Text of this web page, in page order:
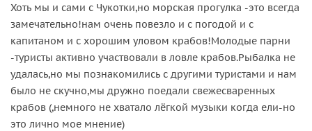
Хоть мы и сами с Чукотки,но морская прогулка -это всегда
замечательно!нам очень повезло и с погодой и с
капитаном и с хорошим уловом крабов!Молодые парни
-туристы активно участвовали в ловле крабов.Рыбалка не
удалась,но мы познакомились с другими туристами и нам
было не скучно,мы дружно поедали свежесваренных
крабов (,немного не хватало лёгкой музыки когда ели-но
это лично мое мнение)